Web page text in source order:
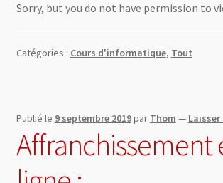
Sorry, but you do not have permission to
Catégories : Cours d'informatique, Tout
Publié le 9 septembre 2019par Thom —
Affranchissement